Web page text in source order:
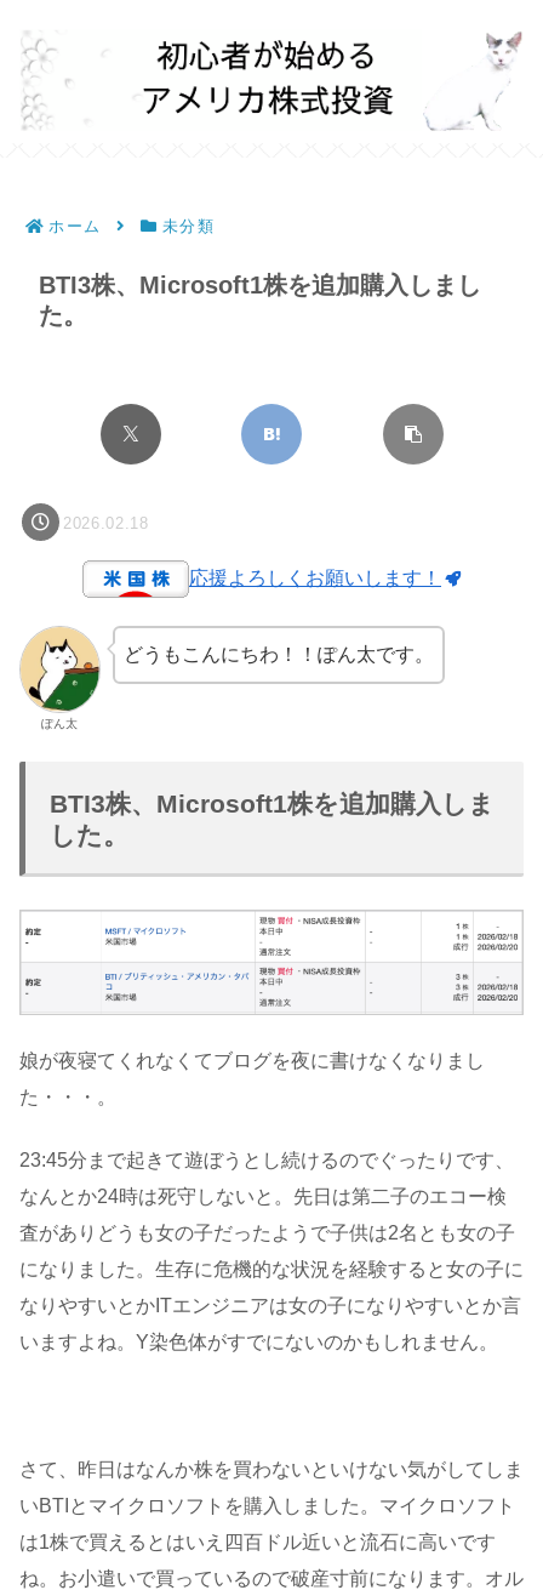
ホーム 未分類
BTI3株、Microsoft1株を追加購入しまし
た。
2026.02.18
応援よろしくお願いします！
ぽん太
どうもこんにちわ！！ぽん太です。
BTI3株、Microsoft1株を追加購入しま
した。
娘が夜寝てくれなくてブログを夜に書けなくなりまし
た・・・。
23:45分まで起きて遊ぼうとし続けるのでぐったりです、
なんとか24時は死守しないと。先日は第二子のエコー検
査がありどうも女の子だったようで子供は2名とも女の子
になりました。生存に危機的な状況を経験すると女の子に
なりやすいとかITエンジニアは女の子になりやすいとか言
いますよね。Y染色体がすでにないのかもしれません。
さて、昨日はなんか株を買わないといけない気がしてしま
いBTIとマイクロソフトを購入しました。マイクロソフト
は1株で買えるとはいえ四百ドル近いと流石に高いです
ね。お小遣いで買っているので破産寸前になります。オル